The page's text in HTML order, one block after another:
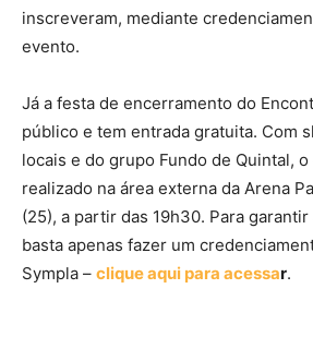
inscreveram, mediante
evento.
Já a festa de encerramento do
público e tem entrada gratuita. Com
locais e do grupo Fundo de Quintal,
realizado na área externa da Arena
(25), a partir das 19h30. Para
basta apenas fazer um
Sympla – clique aqui para acessar.